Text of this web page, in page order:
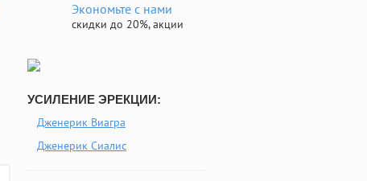
Экономьте с нами
скидки до 20%, акции
УСИЛЕНИЕ ЭРЕКЦИИ:
Дженерик Виагра
Дженерик Сиалис